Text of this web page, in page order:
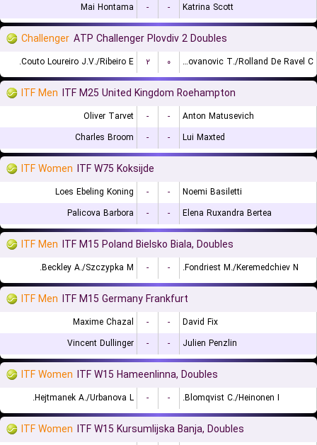
Mai Hontama
- - Katrina Scott
Challenger ATP Challenger Plovdiv 2 Doubles
Couto Loureiro J.V./Ribeiro E. ۲ ۰ Radovanovic T./Rolland De Ravel C.
ITF Men ITF M25 United Kingdom Roehampton
Oliver Tarvet - -
Anton Matusevich
Charles Broom
- - Lui Maxted
ITF Women ITF W75 Koksijde
Loes Ebeling Koning - -
Noemi Basiletti
Palicova Barbora
- - Elena Ruxandra Bertea
ITF Men ITF M15 Poland Bielsko Biala, Doubles
Beckley A./Szczypka M. - - Fondriest M./Keremedchiev N.
ITF Men ITF M15 Germany Frankfurt
Maxime Chazal - -
David Fix
Vincent Dullinger
- - Julien Penzlin
ITF Women ITF W15 Hameenlinna, Doubles
Hejtmanek A./Urbanova L. - - Blomqvist C./Heinonen I.
ITF Women ITF W15 Kursumlijska Banja, Doubles